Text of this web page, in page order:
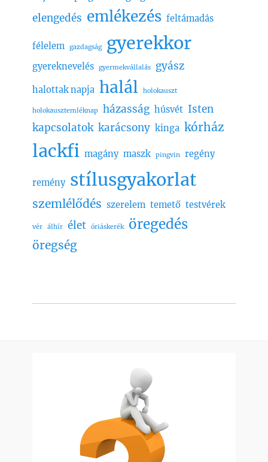
elengedés emlékezés feltámadás
félelem gazdagság gyerekkor
gyereknevelés gyermekvállalás gyász
halottak napja halál holokauszt
holokausztemléknap házasság húsvét Isten
kapcsolatok karácsony kinga kórház
lackfi magány maszk pingvin regény
remény stílusgyakorlat
szemlélődés szerelem temető testvérek
vér álhír élet óriáskerék öregedés
öregség